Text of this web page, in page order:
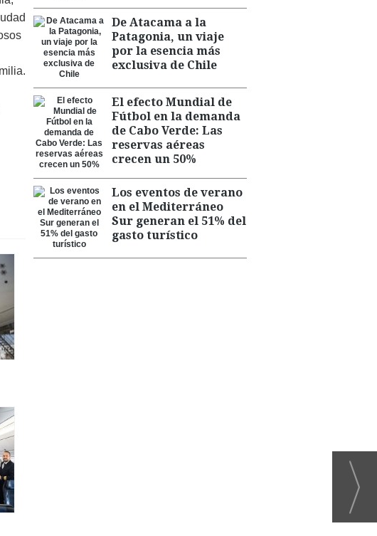
De Atacama a la
Patagonia, un viaje
por la esencia más
exclusiva de Chile
El efecto Mundial de
Fútbol en la demanda
de Cabo Verde: Las
reservas aéreas
crecen un 50%
Los eventos de verano
en el Mediterráneo
Sur generan el 51% del
gasto turístico